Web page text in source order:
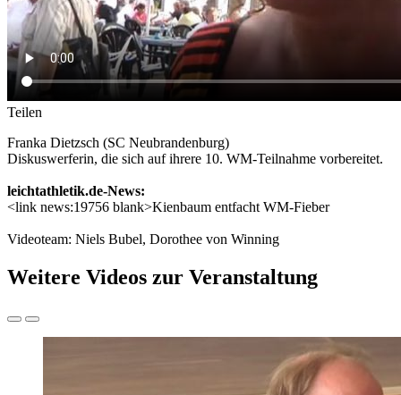
Teilen
Franka Dietzsch (SC Neubrandenburg)
Diskuswerferin, die sich auf ihrere 10. WM-Teilnahme vorbereitet.
leichtathletik.de-News:
<link news:19756 blank>Kienbaum entfacht WM-Fieber
Videoteam: Niels Bubel, Dorothee von Winning
Weitere Videos zur Veranstaltung